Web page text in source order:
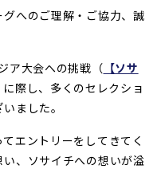
へのご理解・ご協力、誠
ア大会への挑戦（ 【ソサ
に際し、多くのセレクショ
ました。
エントリーをしてきてく
、ソサイチへの想いが溢